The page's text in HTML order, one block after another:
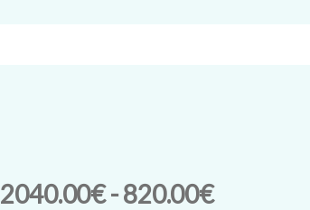
2040.00€ - 820.00€